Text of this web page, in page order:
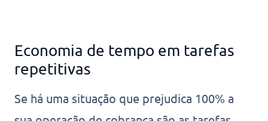
Economia de tempo em tarefas
repetitivas
Se há uma situação que prejudica 100% a